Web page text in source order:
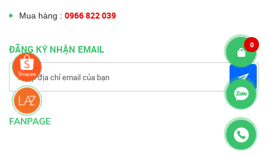
Mua hàng : 0966 822 039
ĐĂNG KÝ NHẬN EMAIL
FANPAGE
0